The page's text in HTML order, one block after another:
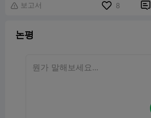
 보고서 8 
논평